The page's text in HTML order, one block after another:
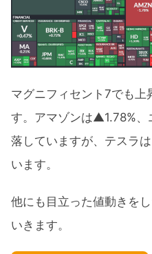
マグニフィセント7でも上
す。アマゾンは▲1.78%
落していますが、テスラ
います。
他にも目立った値動きを
いきます。